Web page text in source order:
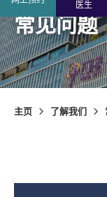
医生
常见问题
主页 了解我们